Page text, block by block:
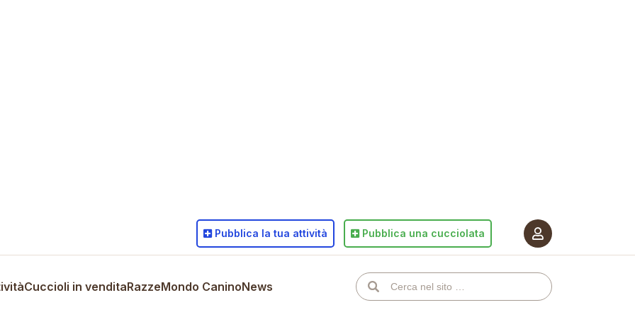
Cuccioli in venditaRazzeMondo CaninoNews
Pubblica la tua attività Pubblica una cucciolata